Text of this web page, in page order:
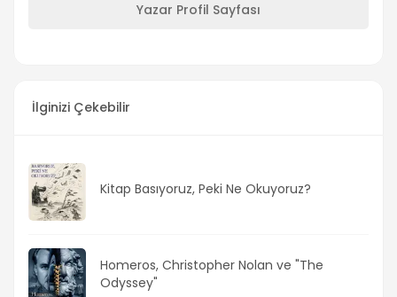
Yazar Profil Sayfası
İlginizi Çekebilir
Kitap Basıyoruz, Peki Ne Okuyoruz?
Homeros, Christopher Nolan ve "The
Odyssey"